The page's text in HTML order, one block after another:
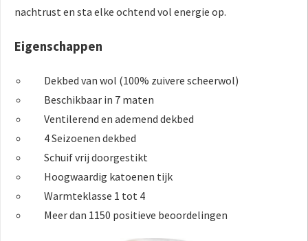
nachtrust en sta elke ochtend vol energie op.
Eigenschappen
Dekbed van wol (100% zuivere scheerwol)
Beschikbaar in 7 maten
Ventilerend en ademend dekbed
4 Seizoenen dekbed
Schuif vrij doorgestikt
Hoogwaardig katoenen tijk
Warmteklasse 1 tot 4
Meer dan 1150 positieve beoordelingen